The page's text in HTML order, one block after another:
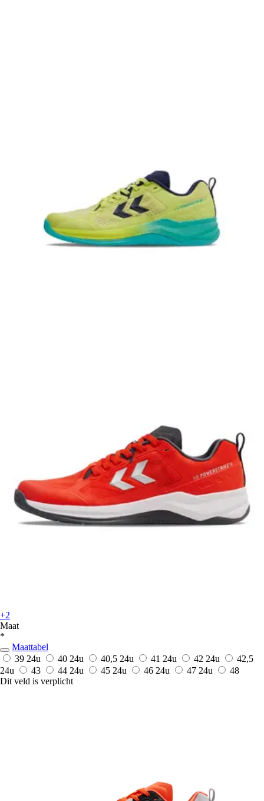
+2
Maat
*
Maattabel
39 24u 40 24u 40,5 24u 41 24u 42 24u
42,5
24u
43 44 24u 45 24u 46 24u 47 24u
48
Dit veld is verplicht